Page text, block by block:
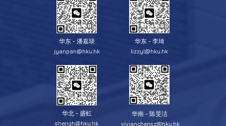
华东 - 潘嘉琰
jyanpan@hku.hk
华东 - 李琦
lizzyl@hku.hk
华北 - 盛虹
shengh@hku.hk
华南 - 陈旻洁
vivianchensz@hku.hk